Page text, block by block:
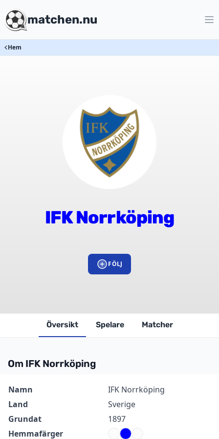
matchen.nu
Hem
IFK Norrköping
FÖLJ
Översikt Spelare Matcher
Om IFK Norrköping
Information
Namn
IFK Norrköping
Land
Sverige
Grundat
1897
Hemmafärger